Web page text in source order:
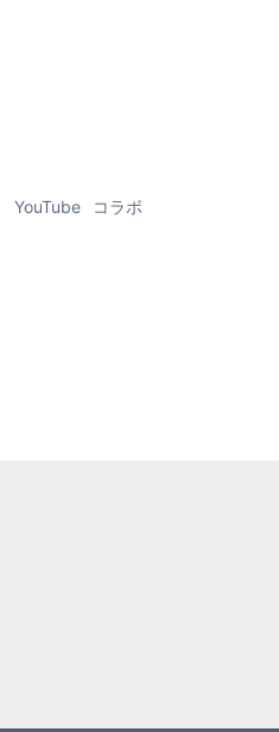
YouTube
コラボ